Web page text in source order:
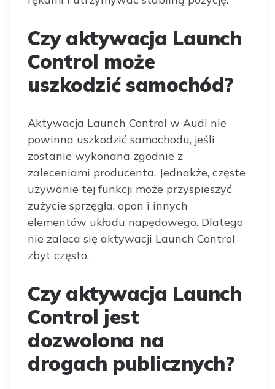
Czy aktywacja Launch
Control może
uszkodzić samochód?
Aktywacja Launch Control w Audi nie
powinna uszkodzić samochodu, jeśli
zostanie wykonana zgodnie z
zaleceniami producenta. Jednakże, częste
używanie tej funkcji może przyspieszyć
zużycie sprzęgła, opon i innych
elementów układu napędowego. Dlatego
nie zaleca się aktywacji Launch Control
zbyt często.
Czy aktywacja Launch
Control jest
dozwolona na
drogach publicznych?